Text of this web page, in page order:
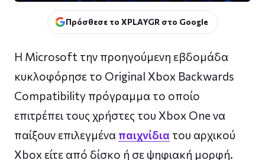
Πρόσθεσε το XPLAYGR στο Google
Η Microsoft την προηγούμενη εβδομάδα
κυκλοφόρησε το Original Xbox Backwards
Compatibility πρόγραμμα το οποίο
επιτρέπει τους χρήστες του Xbox One να
παίξουν επιλεγμένα παιχνίδια του αρχικού
Xbox είτε από δίσκο ή σε ψηφιακή μορφή.